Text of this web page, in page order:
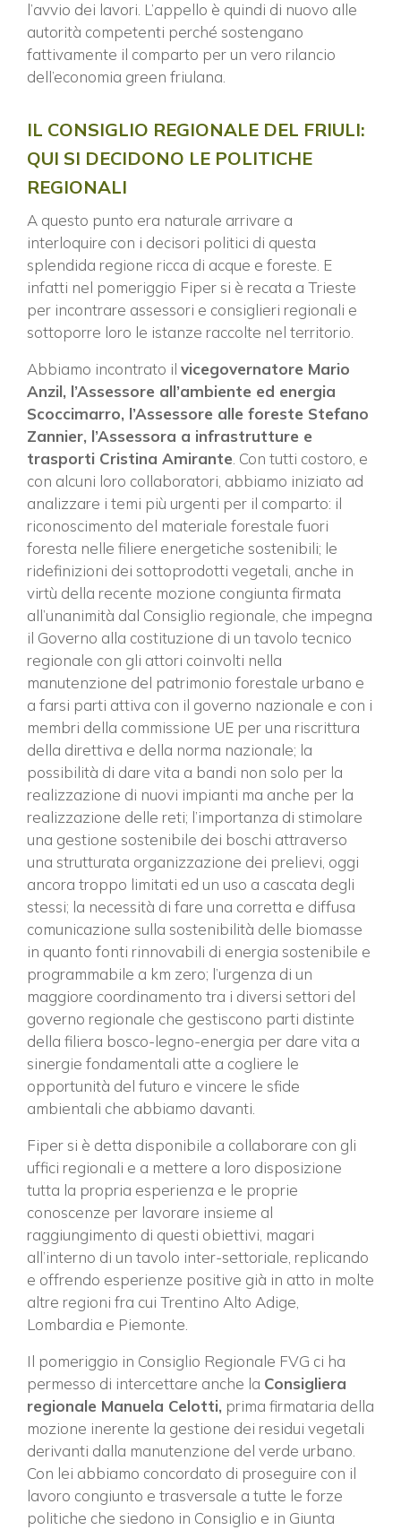
l’avvio dei lavori. L’appello è quindi di nuovo alle
autorità competenti perché sostengano
fattivamente il comparto per un vero rilancio
dell’economia green friulana.
IL CONSIGLIO REGIONALE DEL FRIULI:
QUI SI DECIDONO LE POLITICHE
REGIONALI
A questo punto era naturale arrivare a
interloquire con i decisori politici di questa
splendida regione ricca di acque e foreste. E
infatti nel pomeriggio Fiper si è recata a Trieste
per incontrare assessori e consiglieri regionali e
sottoporre loro le istanze raccolte nel territorio.
Abbiamo incontrato il vicegovernatore Mario
Anzil, l’Assessore all’ambiente ed energia
Scoccimarro, l’Assessore alle foreste Stefano
Zannier, l’Assessora a infrastrutture e
trasporti Cristina Amirante. Con tutti costoro, e
con alcuni loro collaboratori, abbiamo iniziato ad
analizzare i temi più urgenti per il comparto: il
riconoscimento del materiale forestale fuori
foresta nelle filiere energetiche sostenibili; le
ridefinizioni dei sottoprodotti vegetali, anche in
virtù della recente mozione congiunta firmata
all’unanimità dal Consiglio regionale, che impegna
il Governo alla costituzione di un tavolo tecnico
regionale con gli attori coinvolti nella
manutenzione del patrimonio forestale urbano e
a farsi parti attiva con il governo nazionale e con i
membri della commissione UE per una riscrittura
della direttiva e della norma nazionale; la
possibilità di dare vita a bandi non solo per la
realizzazione di nuovi impianti ma anche per la
realizzazione delle reti; l’importanza di stimolare
una gestione sostenibile dei boschi attraverso
una strutturata organizzazione dei prelievi, oggi
ancora troppo limitati ed un uso a cascata degli
stessi; la necessità di fare una corretta e diffusa
comunicazione sulla sostenibilità delle biomasse
in quanto fonti rinnovabili di energia sostenibile e
programmabile a km zero; l’urgenza di un
maggiore coordinamento tra i diversi settori del
governo regionale che gestiscono parti distinte
della filiera bosco-legno-energia per dare vita a
sinergie fondamentali atte a cogliere le
opportunità del futuro e vincere le sfide
ambientali che abbiamo davanti.
Fiper si è detta disponibile a collaborare con gli
uffici regionali e a mettere a loro disposizione
tutta la propria esperienza e le proprie
conoscenze per lavorare insieme al
raggiungimento di questi obiettivi, magari
all’interno di un tavolo inter-settoriale, replicando
e offrendo esperienze positive già in atto in molte
altre regioni fra cui Trentino Alto Adige,
Lombardia e Piemonte.
Il pomeriggio in Consiglio Regionale FVG ci ha
permesso di intercettare anche la Consigliera
regionale Manuela Celotti, prima firmataria della
mozione inerente la gestione dei residui vegetali
derivanti dalla manutenzione del verde urbano.
Con lei abbiamo concordato di proseguire con il
lavoro congiunto e trasversale a tutte le forze
politiche che siedono in Consiglio e in Giunta